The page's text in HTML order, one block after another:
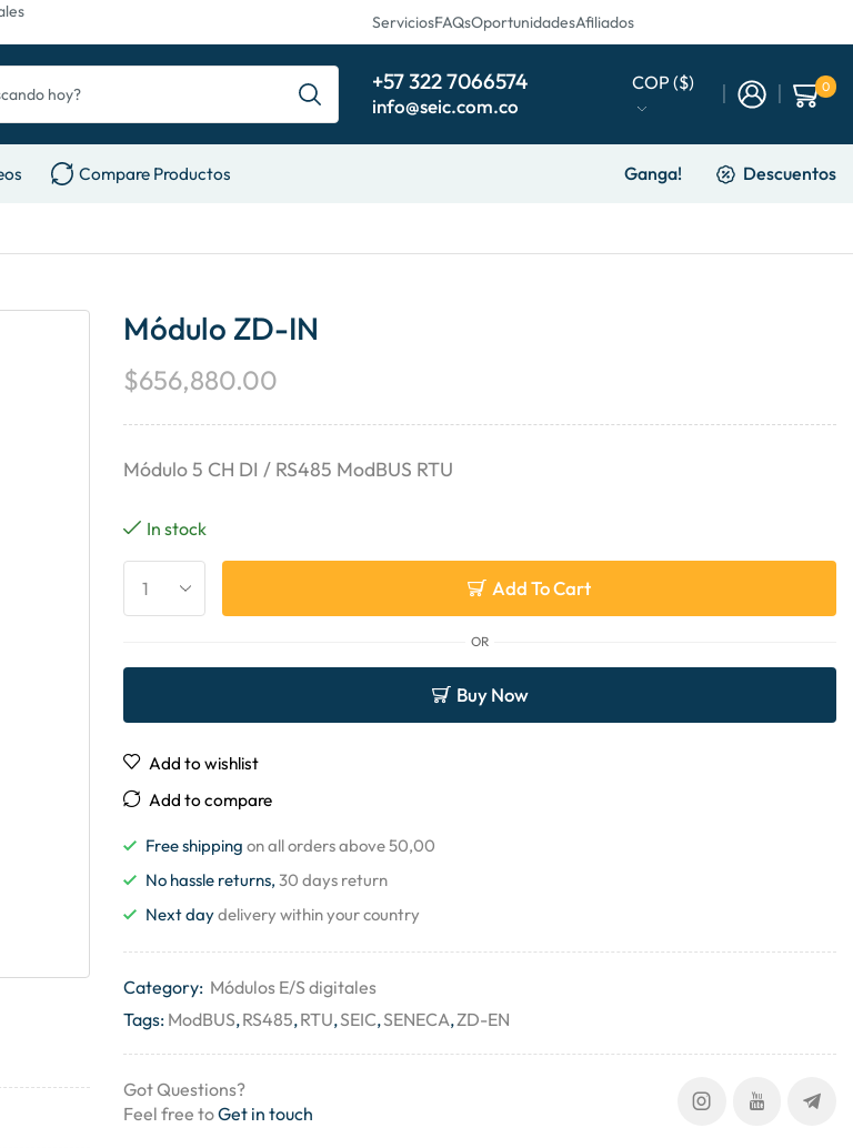
ServiciosFAQsOportunidadesAfiliados
+57 322 7066574
info@seic.com.co
COP ($) 0
Compare Productos Ganga! Descuentos
Módulo ZD-IN
$656,880.00
Módulo 5 CH DI / RS485 ModBUS RTU
In stock
Add To Cart
OR
Buy Now
Add to wishlist
Add to compare
Free shipping on all orders above 50,00
No hassle returns, 30 days return
Next daydelivery within your country
Category: Módulos E/S digitales
Tags: ModBUS,RS485,RTU,SEIC,SENECA,ZD-EN
Got Questions?
Feel free toGet in touch